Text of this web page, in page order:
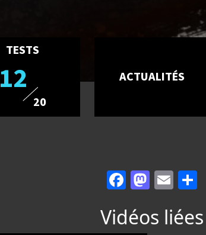
TESTS
12
20
ACTUALITÉS
Facebook
Vidéos liées